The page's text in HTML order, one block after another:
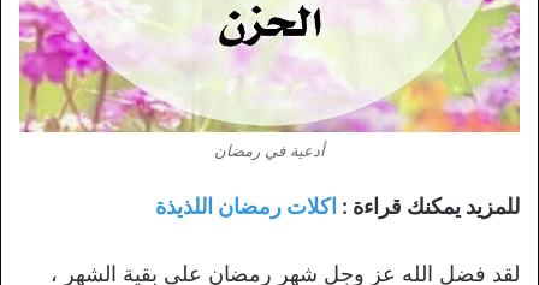
أدعية في رمضان
للمزيد يمكنك قراءة : اكلات رمضان اللذيذة
لقد فضل الله عز وجل شهر رمضان على بقية الشهر ،